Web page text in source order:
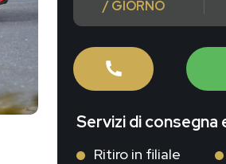
/ GIORNO
Servizi di consegna
Ritiro in filiale